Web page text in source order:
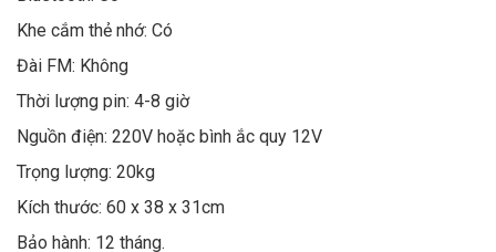
Khe cắm thẻ nhớ: Có
Đài FM: Không
Thời lượng pin: 4-8 giờ
Nguồn điện: 220V hoặc bình ắc quy 12V
Trọng lượng: 20kg
Kích thước: 60 x 38 x 31cm
Bảo hành: 12 tháng.